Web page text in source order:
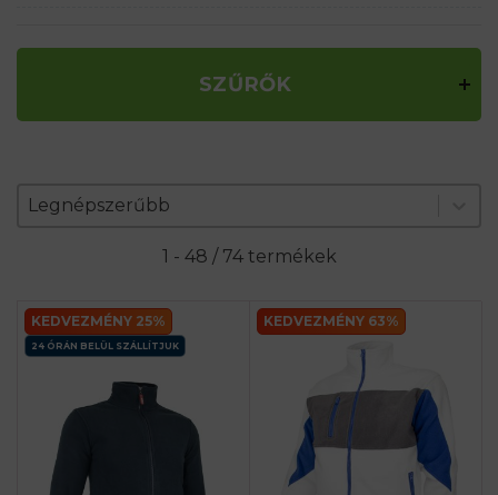
SZŰRŐK
Zoradenie produktov
Sort content
Legnépszerűbb
Sort content
1 - 48 / 74 termékek
KEDVEZMÉNY 25%
24 ÓRÁN BELÜL SZÁLLÍTJUK
KEDVEZMÉNY 63%